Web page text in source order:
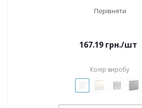
Порівняти
167.19грн./шт
Колір виробу